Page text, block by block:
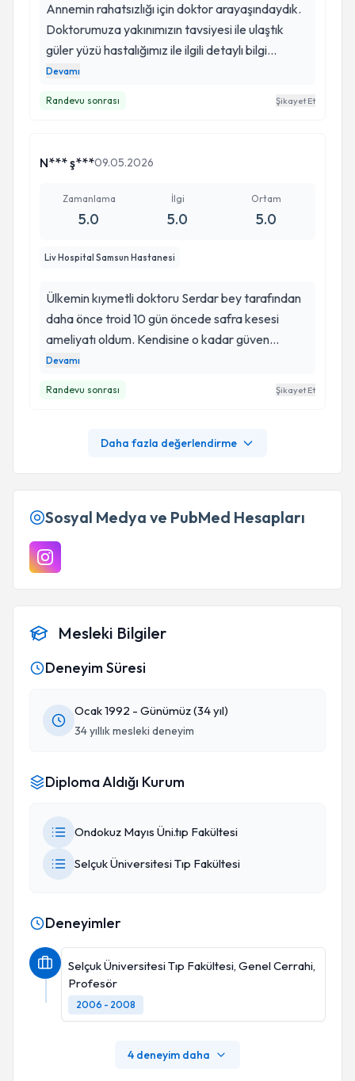
Annemin rahatsızlığı için doktor arayaşındaydık.
Doktorumuza yakınımızın tavsiyesi ile ulaştık
güler yüzü hastalığımız ile ilgili detaylı bilgi
vermesi bizi çok rahatlattı. Bu zorlu süreçte
Devamı
Randevu sonrası Şikayet Et
N*** ş***09.05.2026
Zamanlama
5.0
İlgi
5.0
Ortam
5.0
Liv Hospital Samsun Hastanesi
Ülkemin kıymetli doktoru Serdar bey tarafından
daha önce troid 10 gün öncede safra kesesi
ameliyatı oldum. Kendisine o kadar güven
duyuyorum ki onun her dediğine sonsuz
Devamı
Randevu sonrası Şikayet Et
Daha fazla değerlendirme
Sosyal Medya ve PubMed Hesapları
Mesleki Bilgiler
Deneyim Süresi
Ocak 1992 - Günümüz (34 yıl)
34 yıllık mesleki deneyim
Diploma Aldığı Kurum
Ondokuz Mayıs Üni.tıp Fakültesi
Selçuk Üniversitesi Tıp Fakültesi
Deneyimler
Selçuk Üniversitesi Tıp Fakültesi, Genel Cerrahi,
Profesör
2006 - 2008
4 deneyim daha